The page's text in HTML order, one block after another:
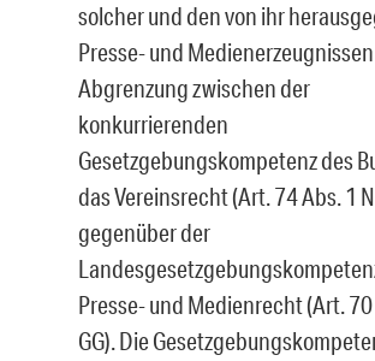
solcher und den von ihr
Presse- und
Abgrenzung zwischen der
konkurrierenden
Gesetzgebungskompetenz des
das Vereinsrecht (Art. 74 Abs. 1
gegenüber der
Presse- und Medienrecht (Art. 70
GG). Die